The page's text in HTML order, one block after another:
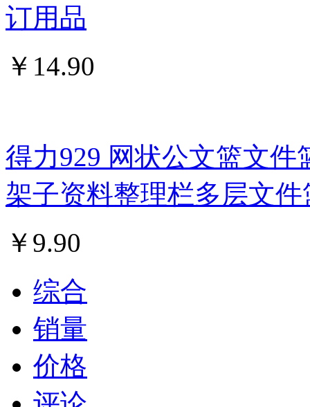
订用品
￥ 14.90
得力929 网状公文篮文
架子资料整理栏多层文件
￥ 9.90
综合
销量
价格